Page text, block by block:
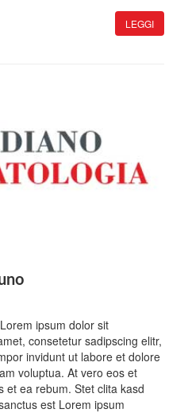
LEGGI
ipsum dolor sit
consetetur sadipscing elitr,
invidunt ut labore et dolore
voluptua. At vero eos et
et ea rebum. Stet clita kasd
est Lorem ipsum